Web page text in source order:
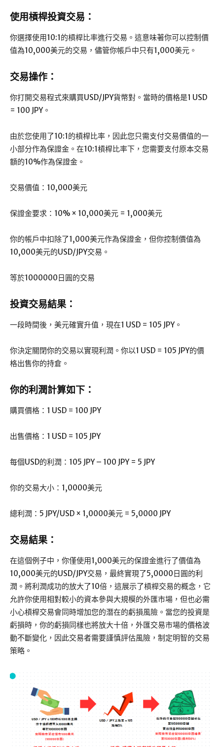
使用槓桿投資交易：
你選擇使用10:1的槓桿比率進行交易。這意味著你可以控制價
值為10,000美元的交易，儘管你帳戶中只有1,000美元。
交易操作：
你打開交易程式來購買USD/JPY貨幣對。當時的價格是1 USD
= 100 JPY。
由於您使用了10:1的槓桿比率，因此您只需支付交易價值的一
小部分作為保證金。在10:1槓桿比率下，您需要支付原本交易
額的10%作為保證金。
交易價值：10,000美元
保證金要求：10% × 10,000美元 = 1,000美元
你的帳戶中扣除了1,000美元作為保證金，但你控制價值為
10,000美元的USD/JPY交易。
等於1000000日圓的交易
投資交易結果：
一段時間後，美元確實升值，現在1 USD = 105 JPY。
你決定關閉你的交易以實現利潤。你以1 USD = 105 JPY的價
格出售你的持倉。
你的利潤計算如下：
購買價格：1 USD = 100 JPY
出售價格：1 USD = 105 JPY
每個USD的利潤：105 JPY – 100 JPY = 5 JPY
你的交易大小：1,0000美元
總利潤：5 JPY/USD × 1,0000美元 = 5,0000 JPY
交易結果：
在這個例子中，你僅使用1,000美元的保證金進行了價值為
10,000美元的USD/JPY交易，最終實現了5,0000日圓的利
潤。將利潤成功的放大了10倍，這展示了槓桿交易的概念，它
允許你使用相對較小的資本參與大規模的外匯市場，但也必需
小心槓桿交易會同時增加您的潛在的虧損風險。當您的投資是
虧損時，你的虧損同樣也將放大十倍，外匯交易市場的價格波
動不斷變化，因此交易者需要謹慎評估風險，制定明智的交易
策略。